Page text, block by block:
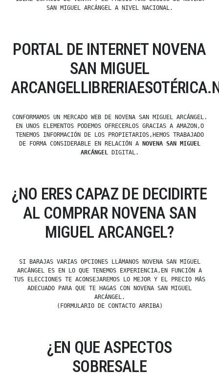
SAN MIGUEL ARCÁNGEL A NIVEL NACIONAL.
PORTAL DE INTERNET NOVENA
SAN MIGUEL
CONFORMAMOS UN MERCADO WEB DE NOVENA SAN MIGUEL ARCÁNGEL.
EN UNOS ELEMENTOS PODEMOS OFRECERLOS GRACIAS A AMAZON,O
TENEMOS INFORMACIÓN DE LOS PROPIETARIOS,HEMOS TRABAJADO
DE FORMA CONSIDERABLE EN RELACIÓN A NOVENA SAN MIGUEL
ARCÁNGEL
DIGITAL.
¿NO ERES CAPAZ DE DECIDIRTE
AL COMPRAR NOVENA SAN
MIGUEL ARCANGEL?
SI BARAJAS VARIAS OPCIONES LLÁMANOS NOVENA SAN MIGUEL
ARCÁNGEL ES EN LO QUE TENEMOS EXPERIENCIA,EN FUNCIÓN A
TUS ELECCIONES TE ACONSEJAREMOS LO MEJOR Y EL PRECIO MÁS
ADECUADO PARA QUE TE HAGAS CON NOVENA SAN MIGUEL
ARCÁNGEL.
(FORMULARIO DE CONTACTO ARRIBA)
¿EN QUE ASPECTOS
SOBRESALE